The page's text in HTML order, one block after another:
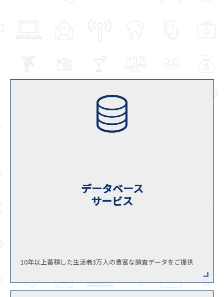
データベース
サービス
10年以上蓄積した生活者3万人の豊富な調査データをご提供